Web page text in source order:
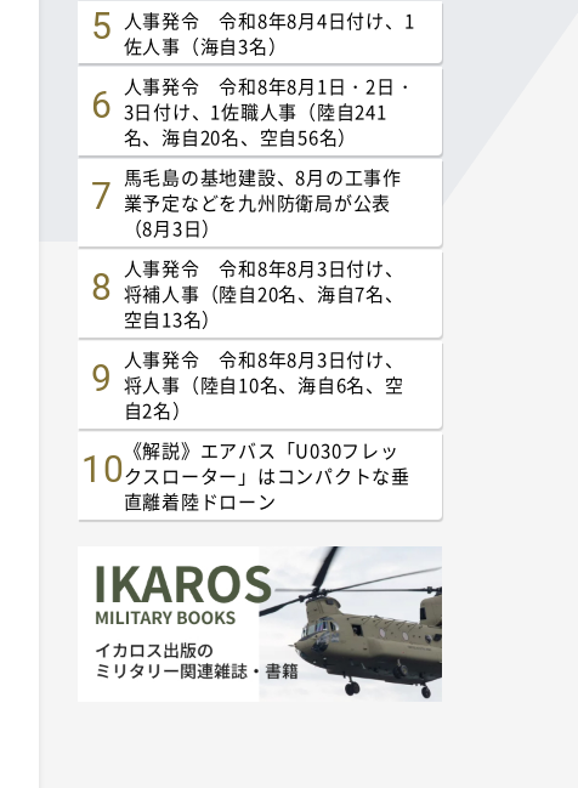
人事発令 令和8年8月4日付け、1
佐人事（海自3名）
人事発令 令和8年8月1日・2日・
3日付け、1佐職人事（陸自241
名、海自20名、空自56名）
馬毛島の基地建設、8月の工事作
業予定などを九州防衛局が公表
（8月3日）
人事発令 令和8年8月3日付け、
将補人事（陸自20名、海自7名、
空自13名）
人事発令 令和8年8月3日付け、
将人事（陸自10名、海自6名、空
自2名）
《解説》エアバス「U030フレッ
クスローター」はコンパクトな垂
直離着陸ドローン